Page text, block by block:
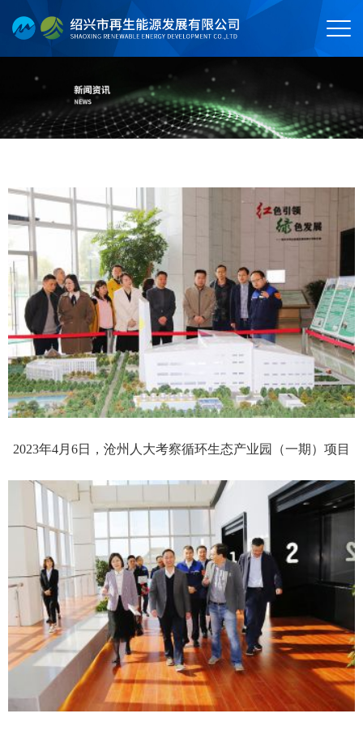
2023年4月6日，沧州人大考察循环生态产业园（一期）项目